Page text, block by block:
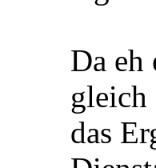
Da eh
gleich
das